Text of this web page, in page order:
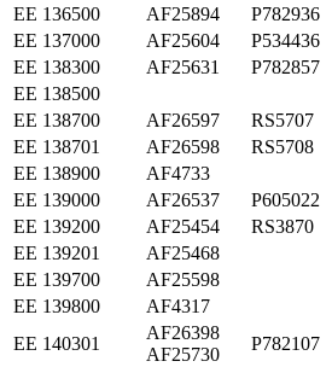
ЕЕ 136500
AF25894 P782936
ЕЕ 137000
AF25604
P534436
ЕЕ 138300
AF25631 P782857
ЕЕ 138500
ЕЕ 138700
AF26597
RS5707
ЕЕ 138701
AF26598
RS5708
ЕЕ 138900
AF4733
ЕЕ 139000
AF26537
P605022
ЕЕ 139200
AF25454
RS3870
ЕЕ 139201
AF25468
ЕЕ 139700
AF25598
ЕЕ 139800
AF4317
ЕЕ 140301
AF26398
AF25730
P782107